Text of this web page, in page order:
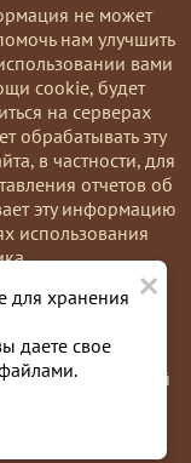
×
для хранения
даете свое
не может
нам улучшить
вами
cookie, будет
на серверах
обрабатывать эту
в частности, для
отчетов об
эту информацию
использования
cookies, выбрав
Также вы можете
—
opt-out.html
функций
на обработку
выше.